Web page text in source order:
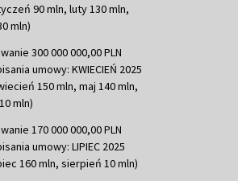
90 mln, luty 130 mln,
mln)
300 000 000,00 PLN
umowy: KWIECIEŃ 2025
150 mln, maj 140 mln,
mln)
170 000 000,00 PLN
umowy: LIPIEC 2025
160 mln, sierpień 10 mln)